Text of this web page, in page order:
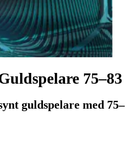
75–83
guldspelare med 75–